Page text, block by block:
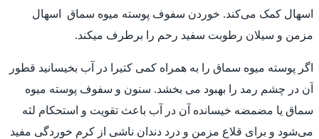
اسهال کمک می‌کند. خوردن سفوف پوسته میوه سماق اسهال
مزمن و سیلان رطوبت سفید رحم را برطرف میکند.
اگر پوسته میوه سماق را به همراه کمی کتیرا در آب بخیسانید قطور
آن در چشم رمد را بهبود می بخشد. سنون و سفوف پوسته میوه
سماق یا مضمضه خیسانده آن در آب باعث تقویت و استحکام لثه
می‌شود و برای قلاع مزمن و درد دندان ناشی از کرم خوردگی مفید